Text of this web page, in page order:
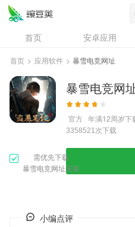
首页 安卓应用
资讯
专题
问答
首页 > 应用软件 > 暴雪电竞网址
暴雪电竞网
官方 年满12周岁下
3358521次下载
需优先下载
暴雪电竞网址安装
小编点评